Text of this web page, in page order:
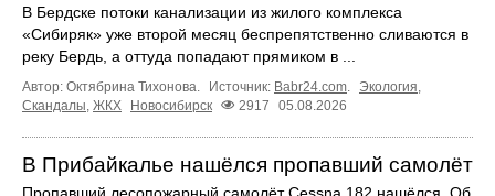
В Бердске потоки канализации из жилого комплекса
«Сибиряк» уже второй месяц беспрепятственно сливаются в
реку Бердь, а оттуда попадают прямиком в ...
Автор: Октябрина Тихонова. Источник: Babr24.com Экология
Скандалы, ЖКХ Новосибирск 2917 05.08.2026
В Прибайкалье нашёлся пропавший самолёт